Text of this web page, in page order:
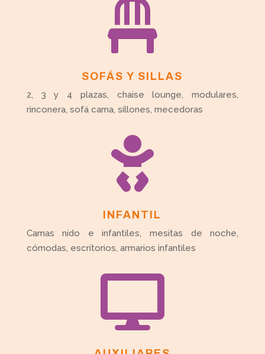

SOFÁS Y SILLAS
2, 3 y 4 plazas, chaise lounge, modulares,
rinconera, sofá cama, sillones, mecedoras

INFANTIL
Camas nido e infantiles, mesitas de noche,
cómodas, escritorios, armarios infantiles
